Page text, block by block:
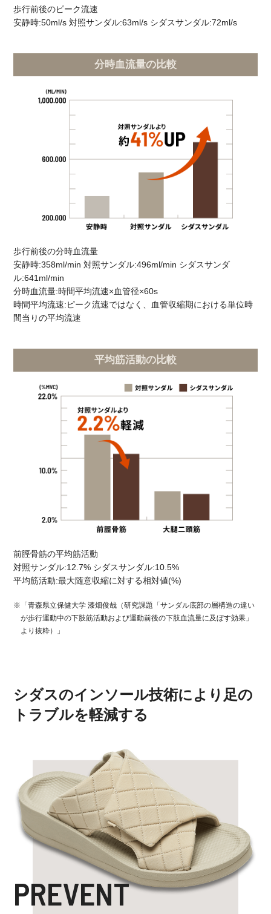
歩行前後のピーク流速
安静時:50ml/s 対照サンダル:63ml/s シダスサンダル:72ml/s
分時血流量の比較
歩行前後の分時血流量
安静時:358ml/min 対照サンダル:496ml/min シダスサンダ
ル:641ml/min
分時血流量:時間平均流速×血管径×60s
時間平均流速:ピーク流速ではなく、血管収縮期における単位時
間当りの平均流速
平均筋活動の比較
前脛骨筋の平均筋活動
対照サンダル:12.7% シダスサンダル:10.5%
平均筋活動:最大随意収縮に対する相対値(%)
※「青森県立保健大学 漆畑俊哉（研究課題「サンダル底部の層構造の違い
が歩行運動中の下肢筋活動および運動前後の下肢血流量に及ぼす効果」
より抜粋）」
シダスのインソール技術により 足の
トラブルを軽減する
PREVENT